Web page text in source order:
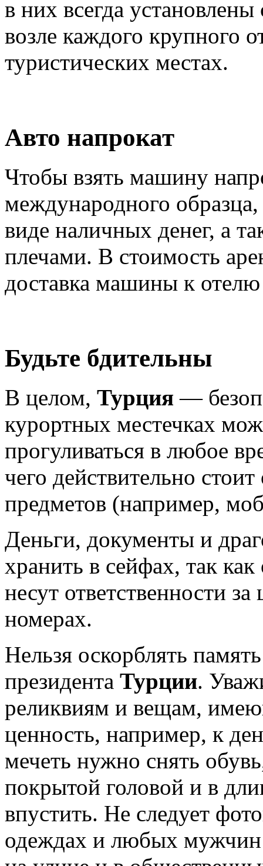
в них всегда
возле каждого крупного
туристических местах.
Авто напрокат
Чтобы взять машину
международного
виде наличных денег, а
плечами. В стоимость
доставка машины к отелю
Будьте бдительны
В целом, Турция—
курортных местечках
прогуливаться в любое
чего действительно
предметов (например,
Деньги, документы и
хранить в сейфах, так
несут ответственности
номерах.
Нельзя оскорблять
президента Турции.
реликвиям и вещам,
ценность, например, к
мечеть нужно снять
покрытой головой и в
впустить. Не следует
одеждах и любых мужчин